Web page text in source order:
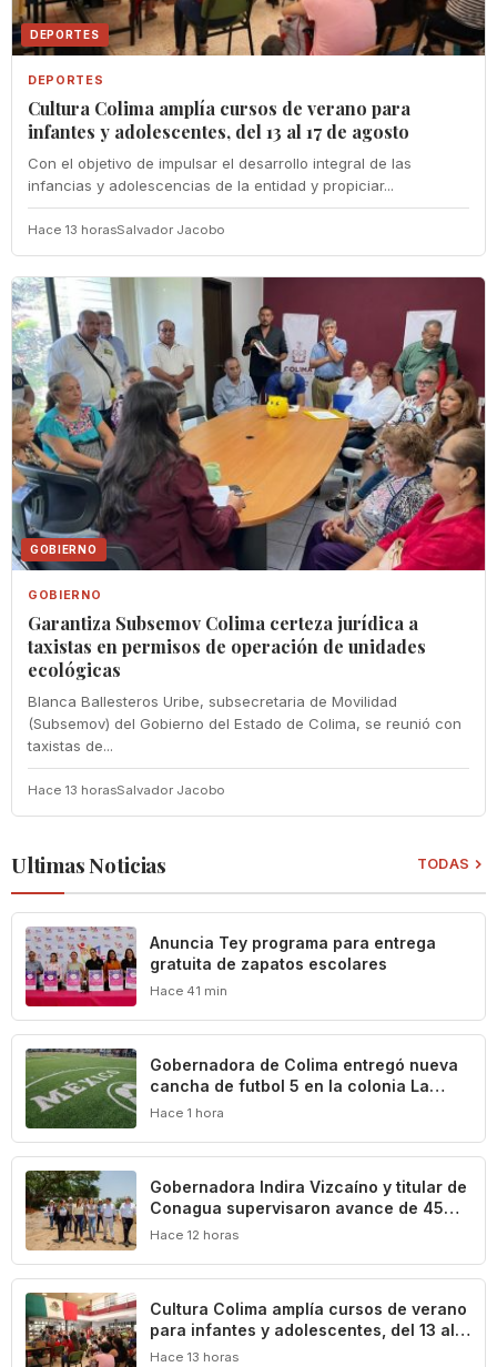
DEPORTES
DEPORTES
Cultura Colima amplía cursos de verano para
infantes y adolescentes, del 13 al 17 de agosto
Con el objetivo de impulsar el desarrollo integral de las
infancias y adolescencias de la entidad y propiciar...
Hace 13 horasSalvador Jacobo
GOBIERNO
GOBIERNO
Garantiza Subsemov Colima certeza jurídica a
taxistas en permisos de operación de unidades
ecológicas
Blanca Ballesteros Uribe, subsecretaria de Movilidad
(Subsemov) del Gobierno del Estado de Colima, se reunió con
taxistas de...
Hace 13 horasSalvador Jacobo
Ultimas Noticias TODAS
‎Anuncia Tey programa para entrega
gratuita de zapatos escolares
Hace 41 min
Gobernadora de Colima entregó nueva
cancha de futbol 5 en la colonia La
Reserva de La Villa
Hace 1 hora
Gobernadora Indira Vizcaíno y titular de
Conagua supervisaron avance de 45%
en la construcción del acueducto ‘Agua
Hace 12 horas
Cultura Colima amplía cursos de verano
para infantes y adolescentes, del 13 al
17 de agosto
Hace 13 horas